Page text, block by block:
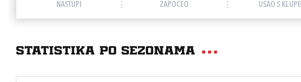
NASTUPI ZAPOČEO UŠAO S KLUPE
Statistika po sezonama